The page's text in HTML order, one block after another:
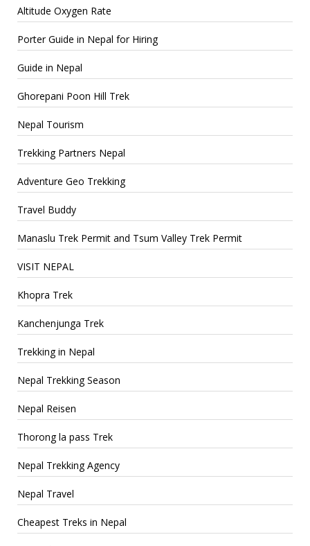
Altitude Oxygen Rate
Porter Guide in Nepal for Hiring
Guide in Nepal
Ghorepani Poon Hill Trek
Nepal Tourism
Trekking Partners Nepal
Adventure Geo Trekking
Travel Buddy
Manaslu Trek Permit and Tsum Valley Trek Permit
VISIT NEPAL
Khopra Trek
Kanchenjunga Trek
Trekking in Nepal
Nepal Trekking Season
Nepal Reisen
Thorong la pass Trek
Nepal Trekking Agency
Nepal Travel
Cheapest Treks in Nepal